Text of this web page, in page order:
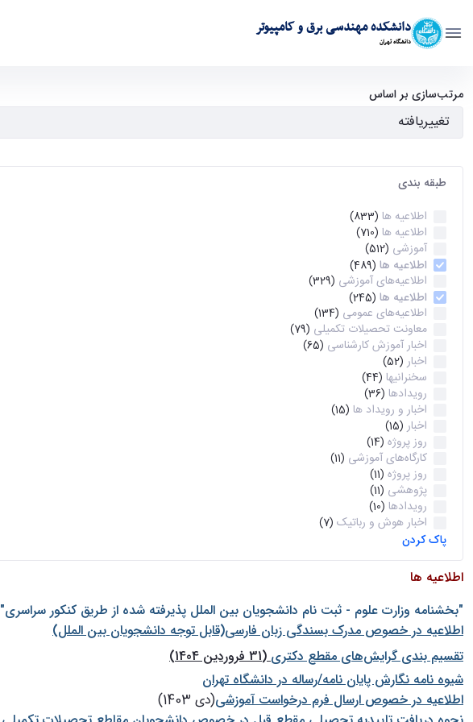
دانشکده مهندسی برق و کامپیوتر
دانشگاه تهران
آرشیو اطلاعیه ها - ece- دانشکده مهندسی برق و کامپیوتر
مرتب‌سازی بر اساس
طبقه بندی
اطلاعیه ها (833)
اطلاعیه ها (710)
آموزشی (512)
اطلاعیه ها (489)
اطلاعیه‌های‌ آموزشی (329)
اطلاعیه ها (245)
اطلاعیه‌های عمومی (134)
معاونت تحصیلات تکمیلی (79)
اخبار آموزش کارشناسی (65)
اخبار (52)
سخنرانیها (44)
رویدادها (36)
اخبار و رویداد ها (15)
اخبار (15)
روز پروژه (14)
کارگاه‌های آموزشی (11)
روز پروژه (11)
پژوهشی (11)
رویدادها (10)
اخبار هوش و رباتیک (7)
پاک کردن
اطلاعیه ها
"بخشنامه وزارت علوم - ثبت نام دانشجويان بين الملل پذيرفته شده از طريق كنكور سراسری"
اطلاعیه در خصوص مدرک بسندگی زبان فارسی(قابل توجه دانشجویان بین الملل)
تقسیم بندی گرایش‌های مقطع دکتری(31 فروردین 1404)
شيوه نامه نگارش پايان نامه/رساله در دانشگاه تهران
اطلاعیه در خصوص ارسال فرم درخواست آموزشی(دی 1403)